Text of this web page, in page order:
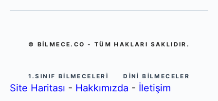
© BILMECE.CO - TÜM HAKLARI SAKLIDIR.
1.SINIF BILMECELERI DINI BILMECELER
Site Haritası - Hakkımızda - İletişim